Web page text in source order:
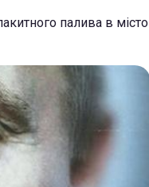
палива в місто